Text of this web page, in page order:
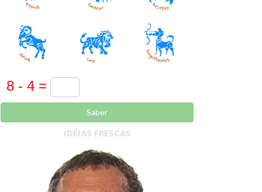
Saber
IDÉIAS FRESCAS